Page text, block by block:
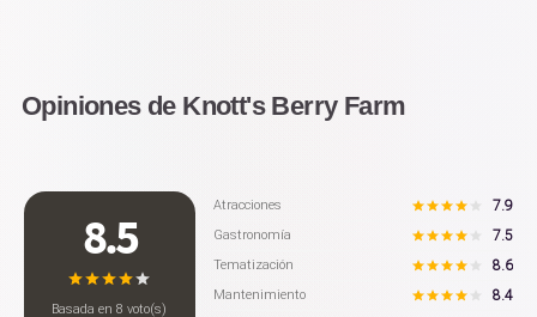
Opiniones de Knott's Berry Farm
8.5
Basada en8 voto(s)
Atracciones 7.9
Gastronomía 7.5
Tematización 8.6
Mantenimiento 8.4